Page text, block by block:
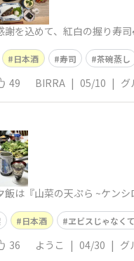
謝を込めて、紅白の握り寿
日本酒 寿司 茶碗蒸し
49 BIRRA | 05/10 | グ
飯は『山菜の天ぷら ~ケン
日本酒 ヱビスじゃなく
36 ようこ | 04/30 | グ